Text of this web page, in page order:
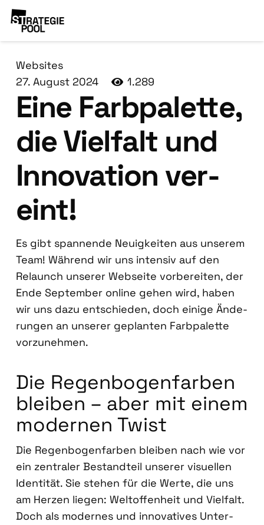
Websites
27. August 2024
1.289
Eine Farb­pa­let­te,
die Viel­falt und
Inno­va­ti­on ver­
eint!
Es gibt span­nen­de Neu­ig­kei­ten aus unse­rem
Team! Wäh­rend wir uns inten­siv auf den
Relaunch unse­rer Web­sei­te vor­be­rei­ten, der
Ende Sep­tem­ber online gehen wird, haben
wir uns dazu ent­schie­den, doch eini­ge Ände­
run­gen an unse­rer geplan­ten Farb­pa­let­te
vor­zu­neh­men.
Die Regen­bo­gen­far­ben
blei­ben – aber mit einem
moder­nen Twist
Die Regen­bo­gen­far­ben blei­ben nach wie vor
ein zen­tra­ler Bestand­teil unse­rer visu­el­len
Iden­ti­tät. Sie ste­hen für die Wer­te, die uns
am Her­zen lie­gen: Welt­of­fen­heit und Viel­falt.
Doch als moder­nes und inno­va­ti­ves Unter­